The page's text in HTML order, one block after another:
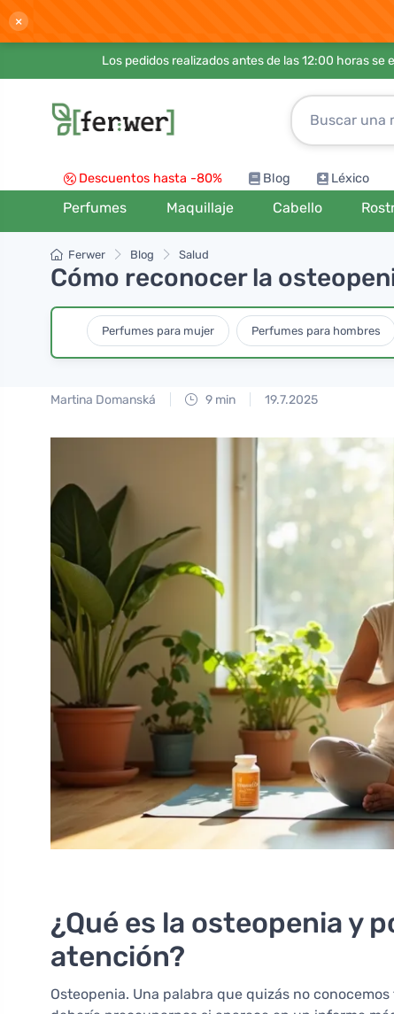
×
Los pedidos realizados antes de las 12:00 horas se
Descuentos hasta -80% Blog Léxico
Perfumes Maquillaje Cabello
Ferwer Blog Salud
Cómo reconocer la
Perfumes para mujer Perfumes para hombres
Martina Domanská 9 min 19.7.2025
¿Qué es la osteopenia y
atención?
Osteopenia. Una palabra que quizás no